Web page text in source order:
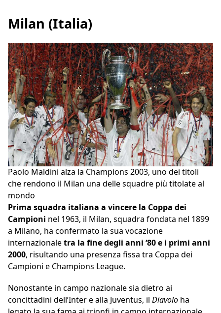
Milan (Italia)
Paolo Maldini alza la Champions 2003, uno dei titoli
che rendono il Milan una delle squadre più titolate al
mondo
Prima squadra italiana a vincere la Coppa dei
Campioni nel 1963, il Milan, squadra fondata nel 1899
a Milano, ha confermato la sua vocazione
internazionaletra la fine degli anni ‘80 e i primi anni
2000, risultando una presenza fissa tra Coppa dei
Campioni e Champions League.
Nonostante in campo nazionale sia dietro ai
concittadini dell’Inter e alla Juventus, il Diavolo ha